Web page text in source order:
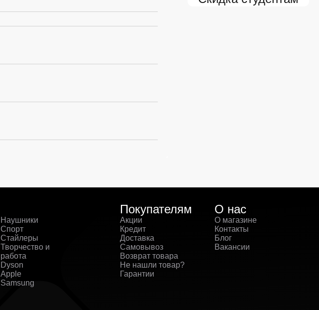
Наушники
Спорт
Стайлеры
Творчество и
работа
Dyson
Apple
Samsung
Покупателям
Акции
Кредит
Доставка
Самовывоз
Возврат товара
Не нашли товар?
Гарантии
О нас
О магазине
Контакты
Блог
Вакансии